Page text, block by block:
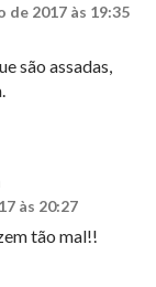
de 2017 às 19:35
são assadas,
às 20:27
tão mal!!